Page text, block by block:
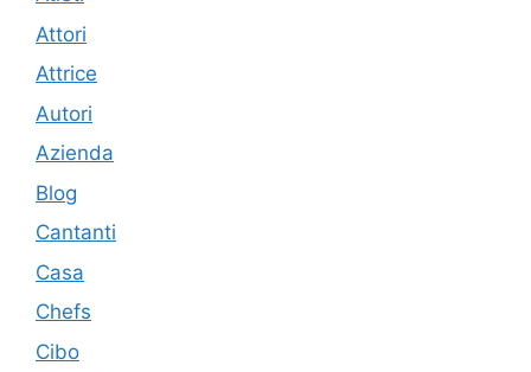
Attori
Attrice
Autori
Azienda
Blog
Cantanti
Casa
Chefs
Cibo